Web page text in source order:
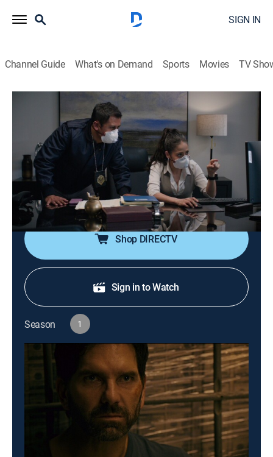
SIGN IN
Channel Guide What's on Demand Sports Movies TV
Lobo, morir matando
S1 E57 | La furia del Azufrero
0h 43m|Drama, Soap|TEL|Telemundo |2026
Un ataque químico materializa la venganza tras la
muerte de Remedios y Antonia actúa de inmediato
para controlar la situación. Un error de Miranda abre el
camino y Lobo encuentra lo que busca.
Shop DIRECTV
Sign in to Watch
Season 1